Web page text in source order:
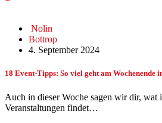
Nolin
Bottrop
4. September 2024
18 Event-Tipps: So viel geht am Wochenende
Auch in dieser Woche sagen wir dir, wat
Veranstaltungen findet…